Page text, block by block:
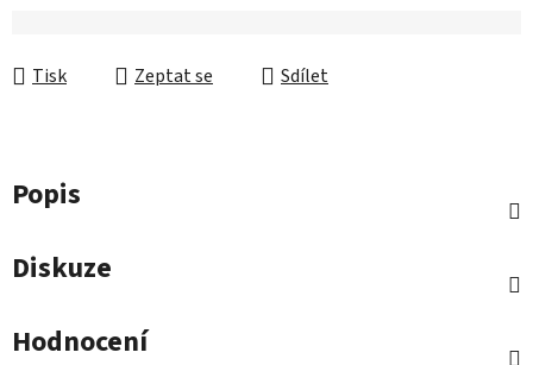
Tisk Zeptat se Sdílet
Popis
Diskuze
Hodnocení